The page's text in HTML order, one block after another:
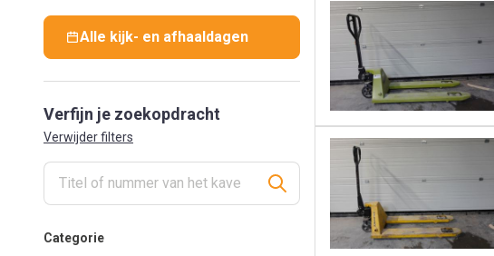
Alle kijk- en afhaaldagen
Verfijn je zoekopdracht
Verwijder filters
Categorie